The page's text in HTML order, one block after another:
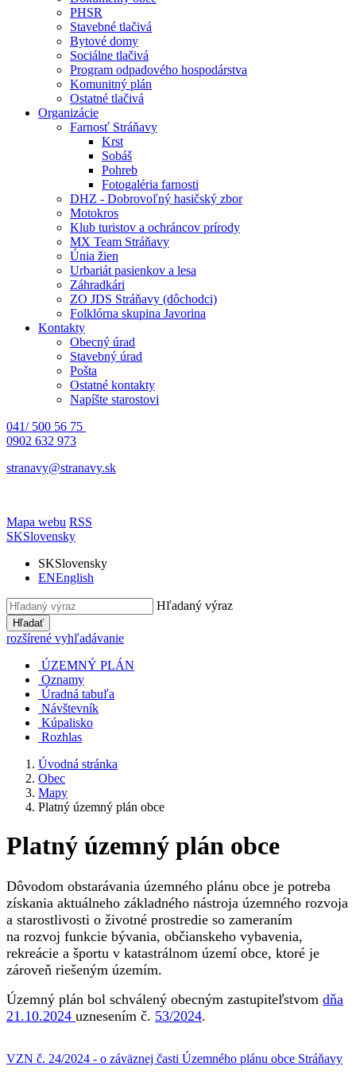
PHSR
Stavebné tlačivá
Bytové domy
Sociálne tlačivá
Program odpadového hospodárstva
Komunitný plán
Ostatné tlačivá
Organizácie
Farnosť Stráňavy
Krst
Sobáš
Pohreb
Fotogaléria farnosti
DHZ - Dobrovoľný hasičský zbor
Motokros
Klub turistov a ochráncov prírody
MX Team Stráňavy
Únia žien
Urbariát pasienkov a lesa
Záhradkári
ZO JDS Stráňavy (dôchodci)
Folklórna skupina Javorina
Kontakty
Obecný úrad
Stavebný úrad
Pošta
Ostatné kontakty
Napíšte starostovi
041/ 500 56 75
0902 632 973
stranavy@stranavy.sk
Mapa webu RSS
SKSlovensky
SKSlovensky
ENEnglish
Hľadaný výraz
Hľadať
rozšírené vyhľadávanie
ÚZEMNÝ PLÁN
Oznamy
Úradná tabuľa
Návštevník
Kúpalisko
Rozhlas
Úvodná stránka
Obec
Mapy
Platný územný plán obce
Platný územný plán obce
Dôvodom obstarávania územného plánu obce je potreba
získania aktuálneho základného nástroja územného rozvoja
a starostlivosti o životné prostredie so zameraním
na rozvoj funkcie bývania, občianskeho vybavenia,
rekreácie a športu v katastrálnom území obce, ktoré je
zároveň riešeným územím.
Územný plán bol schválený obecným zastupiteľstvom dňa
21.10.2024 uznesením č. 53/2024.
VZN č. 24/2024 - o záväznej časti Územného plánu obce Stráňavy